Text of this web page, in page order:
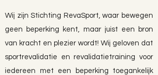
Wij zijn Stichting RevaSport, waar bewegen
geen beperking kent, maar juist een bron
van kracht en plezier wordt! Wij geloven dat
sportrevalidatie en revalidatietraining voor
iedereen met een beperking toegankelijk